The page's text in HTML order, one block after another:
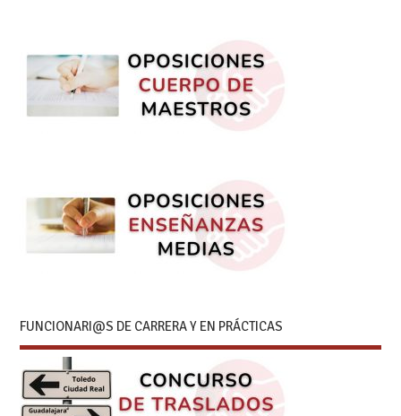
FUNCIONARI@S DE CARRERA Y EN PRÁCTICAS